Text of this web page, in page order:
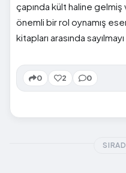
çapında kült haline gelmiş
önemli bir rol oynamış
kitapları arasında
0 2 0